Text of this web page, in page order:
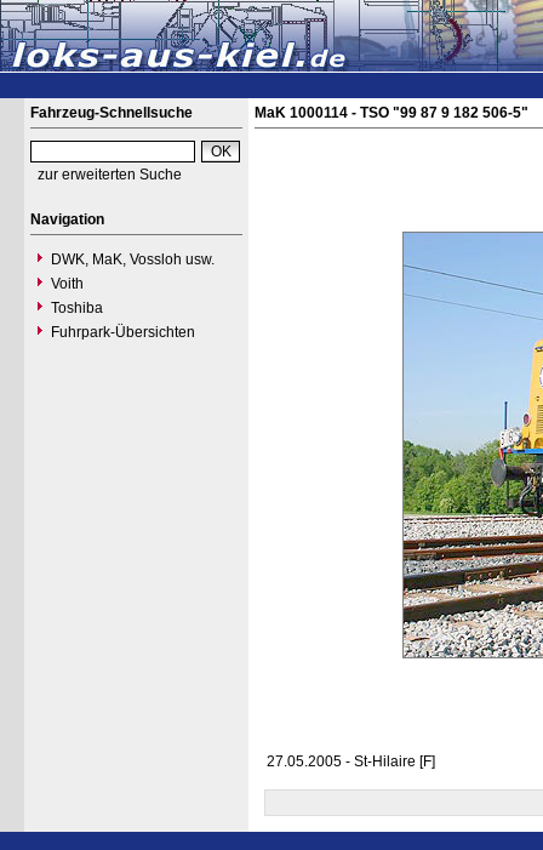
Fahrzeug-Schnellsuche
zur erweiterten Suche
Navigation
DWK, MaK, Vossloh usw.
Voith
Toshiba
Fuhrpark-Übersichten
MaK 1000114 - TSO "99 87 9 182 506-5"
27.05.2005 - St-Hilaire [F]